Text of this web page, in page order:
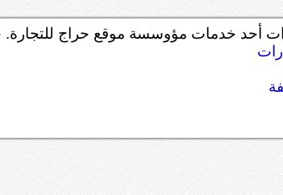
أحد خدمات مؤوسسة موقع حراج